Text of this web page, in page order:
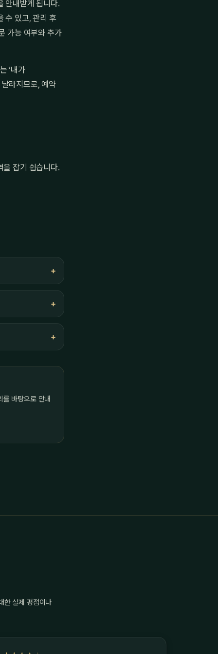
안내받게 됩니다.
수 있고, 관리 후
가능 여부와 추가
‘내가
라지므로, 예약
을 잡기 쉽습니다.
를 바탕으로 안내
한 실제 평점이나